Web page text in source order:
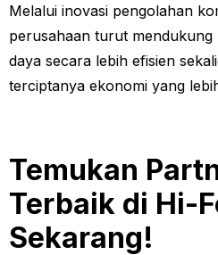
Melalui inovasi pengolahan
perusahaan turut
daya secara lebih efisien
terciptanya ekonomi yang
Temukan
Terbaik di Hi-
Sekarang!